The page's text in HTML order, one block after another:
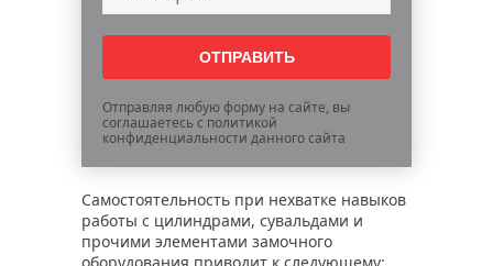
Отправляя любую форму на сайте, вы
соглашаетесь с политикой
конфиденциальности данного сайта
Самостоятельность при нехватке навыков
работы с цилиндрами, сувальдами и
прочими элементами замочного